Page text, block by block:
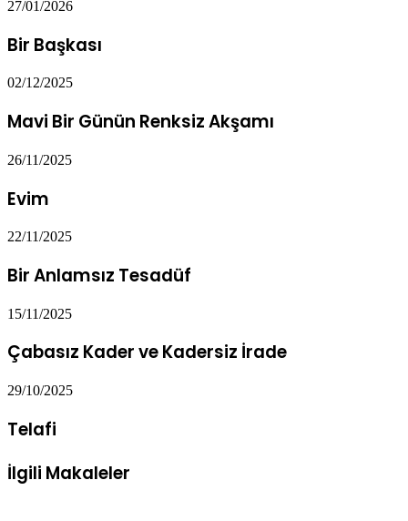
27/01/2026
Bir Başkası
02/12/2025
Mavi Bir Günün Renksiz Akşamı
26/11/2025
Evim
22/11/2025
Bir Anlamsız Tesadüf
15/11/2025
Çabasız Kader ve Kadersiz İrade
29/10/2025
Telafi
İlgili Makaleler